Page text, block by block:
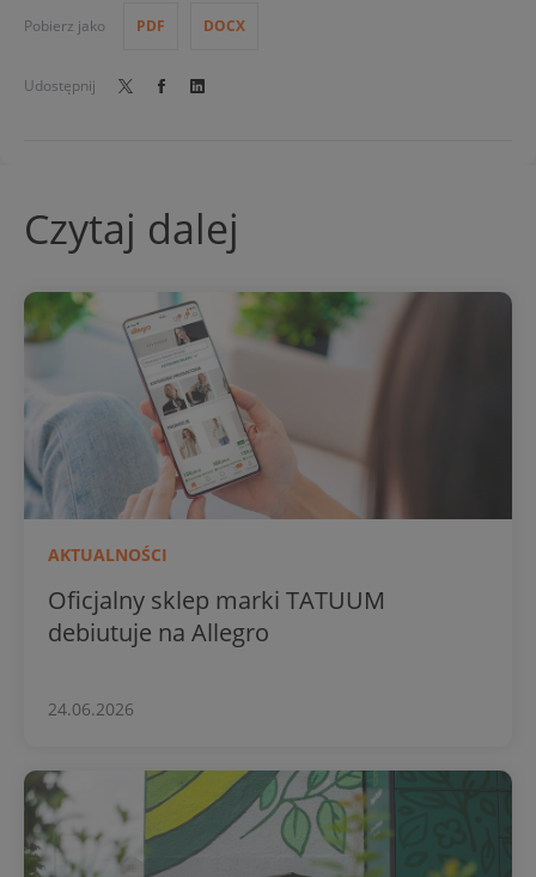
Pobierz jako PDF DOCX
Udostępnij
Czytaj dalej
AKTUALNOŚCI
Oficjalny sklep marki TATUUM
debiutuje na Allegro
24.06.2026